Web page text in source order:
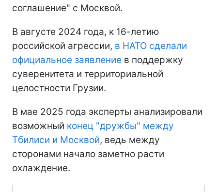
соглашение" с Москвой.
В августе 2024 года, к 16-летию
российской агрессии, в НАТО сделали
официальное заявление в поддержку
суверенитета и территориальной
целостности Грузии.
В мае 2025 года эксперты анализировали
возможный конец "дружбы" между
Тбилиси и Москвой, ведь между
сторонами начало заметно расти
охлаждение.